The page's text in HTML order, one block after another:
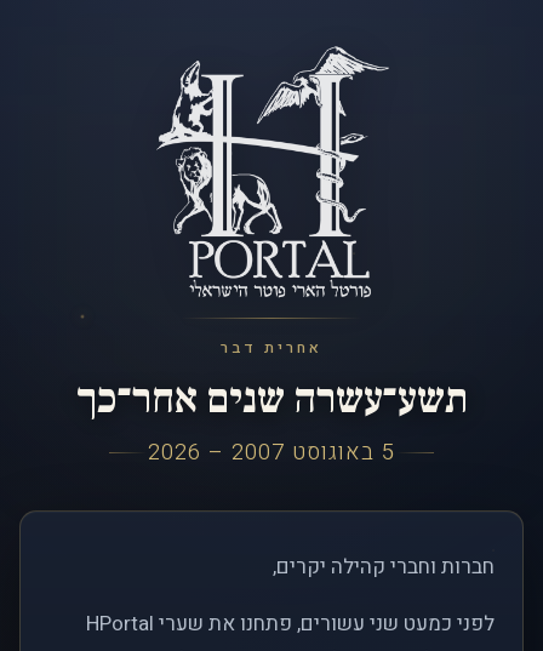
אחרית דבר
תשע־עשרה שנים אחר־כך
5 באוגוסט 2007 – 2026
חברות וחברי קהילה יקרים,
לפני כמעט שני עשורים, פתחנו את שערי HPortal